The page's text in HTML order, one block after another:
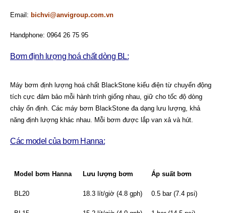
Email: bichvi@anvigroup.com.vn
Handphone: 0964 26 75 95
Bơm định lượng hoá chất dòng BL:
Máy bơm định lượng hoá chất BlackStone kiểu điện từ chuyển động
tích cực đảm bảo mỗi hành trình giống nhau, giữ cho tốc độ dòng
chảy ổn định. Các máy bơm BlackStone đa dạng lưu lượng, khả
năng định lượng khác nhau. Mỗi bơm được lắp van xả và hút.
Các model của bơm Hanna:
Model bơm Hanna Lưu lượng bơm Áp suất bơm
BL20 18.3 lít/giờ (4.8 gph) 0.5 bar (7.4 psi)